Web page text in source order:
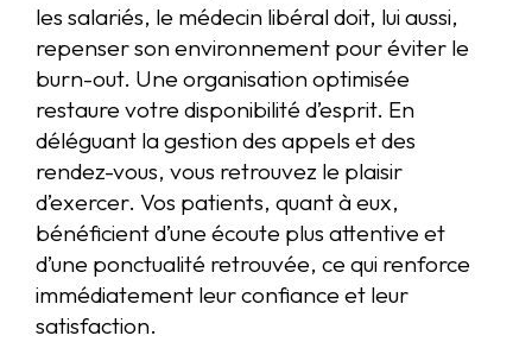
les salariés, le médecin libéral doit, lui aussi,
repenser son environnement pour éviter le
burn-out. Une organisation optimisée
restaure votre disponibilité d’esprit. En
déléguant la gestion des appels et des
rendez-vous, vous retrouvez le plaisir
d’exercer. Vos patients, quant à eux,
bénéficient d’une écoute plus attentive et
d’une ponctualité retrouvée, ce qui renforce
immédiatement leur confiance et leur
satisfaction.